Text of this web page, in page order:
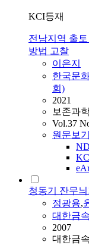
KCI등재
전남지역 출
방법 고찰
이은지
한국문
회)
2021
보존과
Vol.37
원문보기
청동기 잔무
정광용,
대한금
2007
대한금